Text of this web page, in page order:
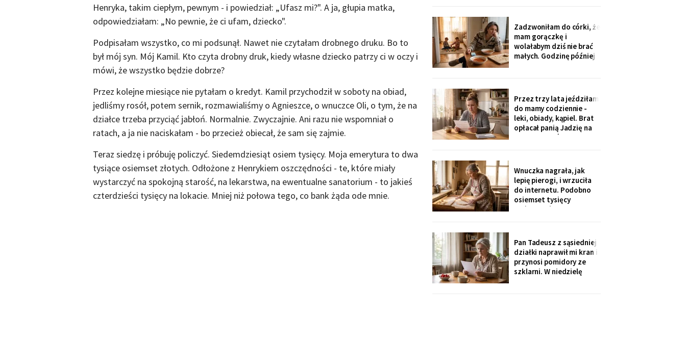
Henryka, takim ciepłym, pewnym - i powiedział: „Ufasz mi?". A ja, głupia matka,
odpowiedziałam: „No pewnie, że ci ufam, dziecko".
Podpisałam wszystko, co mi podsunął. Nawet nie czytałam drobnego druku. Bo to
był mój syn. Mój Kamil. Kto czyta drobny druk, kiedy własne dziecko patrzy ci w oczy i
mówi, że wszystko będzie dobrze?
Przez kolejne miesiące nie pytałam o kredyt. Kamil przychodził w soboty na obiad,
jedliśmy rosół, potem sernik, rozmawialiśmy o Agnieszce, o wnuczce Oli, o tym, że na
działce trzeba przyciąć jabłoń. Normalnie. Zwyczajnie. Ani razu nie wspomniał o
ratach, a ja nie naciskałam - bo przecież obiecał, że sam się zajmie.
Teraz siedzę i próbuję policzyć. Siedemdziesiąt osiem tysięcy. Moja emerytura to dwa
tysiące osiemset złotych. Odłożone z Henrykiem oszczędności - te, które miały
wystarczyć na spokojną starość, na lekarstwa, na ewentualne sanatorium - to jakieś
czterdzieści tysięcy na lokacie. Mniej niż połowa tego, co bank żąda ode mnie.
ja co niedzielę czekam z
obiadem. Ostatni raz
przyszli we wrześniu.
Zadzwoniłam do córki, że
mam gorączkę i
wolałabym dziś nie brać
małych. Godzinę później
przyszedł SMS: „Podasz
im obiad? Wrócimy
głodni".
Przez trzy lata jeździłam
do mamy codziennie -
leki, obiady, kąpiel. Brat
opłacał panią Jadzię na
kilka poranków w
rozliczenie: „twoja
połowa za opiekunkę,
osiem tysięcy. Mama by
tak chciała".
Wnuczka nagrała, jak
lepię pierogi, i wrzuciła
do internetu. Podobno
osiemset tysięcy
wyświetleń - ludzie z
babcie. Córka obejrzała
dwa razy i powiedziała
tylko: „Mamo, mogłaś
chociaż zdjąć ten stary
fartuch".
Pan Tadeusz z sąsiedniej
działki naprawił mi kran i
przynosi pomidory ze
szklarni. W niedzielę